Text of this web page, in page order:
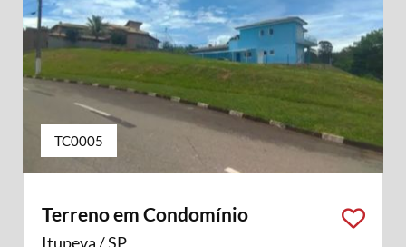
TC0005
Terreno em Condomínio
Itupeva / SP